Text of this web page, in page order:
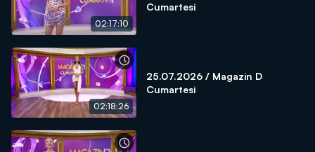
02:17:10
Cumartesi
02:18:26
25.07.2026 / Magazin D
Cumartesi